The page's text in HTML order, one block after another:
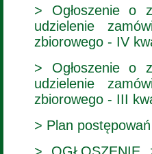
> Ogłoszenie o
udzielenie
zbiorowego - IV
> Ogłoszenie o
udzielenie
zbiorowego - III
> Plan